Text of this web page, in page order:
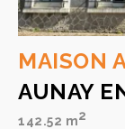
MAISON
AUNAY
142.52 m2